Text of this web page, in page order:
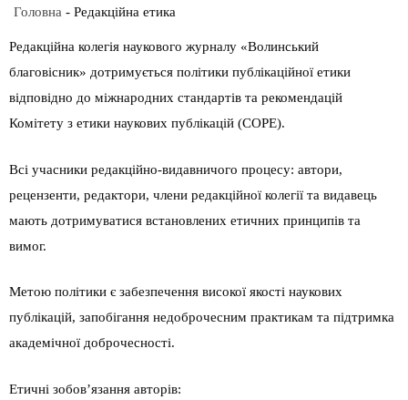
Головна - Редакційна етика
Редакційна колегія наукового журналу «Волинський
благовісник» дотримується політики публікаційної етики
відповідно до міжнародних стандартів та рекомендацій
Комітету з етики наукових публікацій (COPE).
Всі учасники редакційно-видавничого процесу: автори,
рецензенти, редактори, члени редакційної колегії та видавець
мають дотримуватися встановлених етичних принципів та
вимог.
Метою політики є забезпечення високої якості наукових
публікацій, запобігання недоброчесним практикам та підтримка
академічної доброчесності.
Етичні зобов’язання авторів: